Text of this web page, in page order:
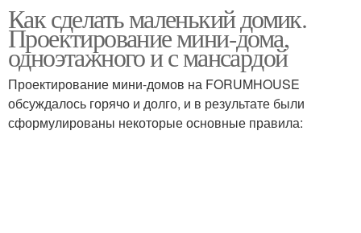
Как сделать маленький домик.
Проектирование мини-дома,
одноэтажного и с мансардой
Проектирование мини-домов на FORUMHOUSE
обсуждалось горячо и долго, и в результате были
сформулированы некоторые основные правила: